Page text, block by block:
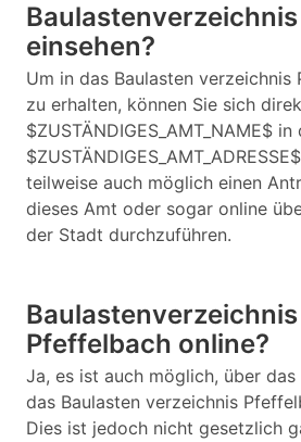
einsehen?
Um in das Baulasten verzeichnis
zu erhalten, können Sie sich
$ZUSTÄNDIGES_AMT_NAME$ in
teilweise auch möglich einen
dieses Amt oder sogar online
der Stadt durchzuführen.
Baulastenverzeichnis
Pfeffelbach online?
Ja, es ist auch möglich, über
das Baulasten verzeichnis
Dies ist jedoch nicht gesetzlich